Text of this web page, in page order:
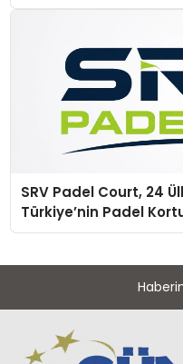
SRV Padel Court, 24
Türkiye’nin Padel